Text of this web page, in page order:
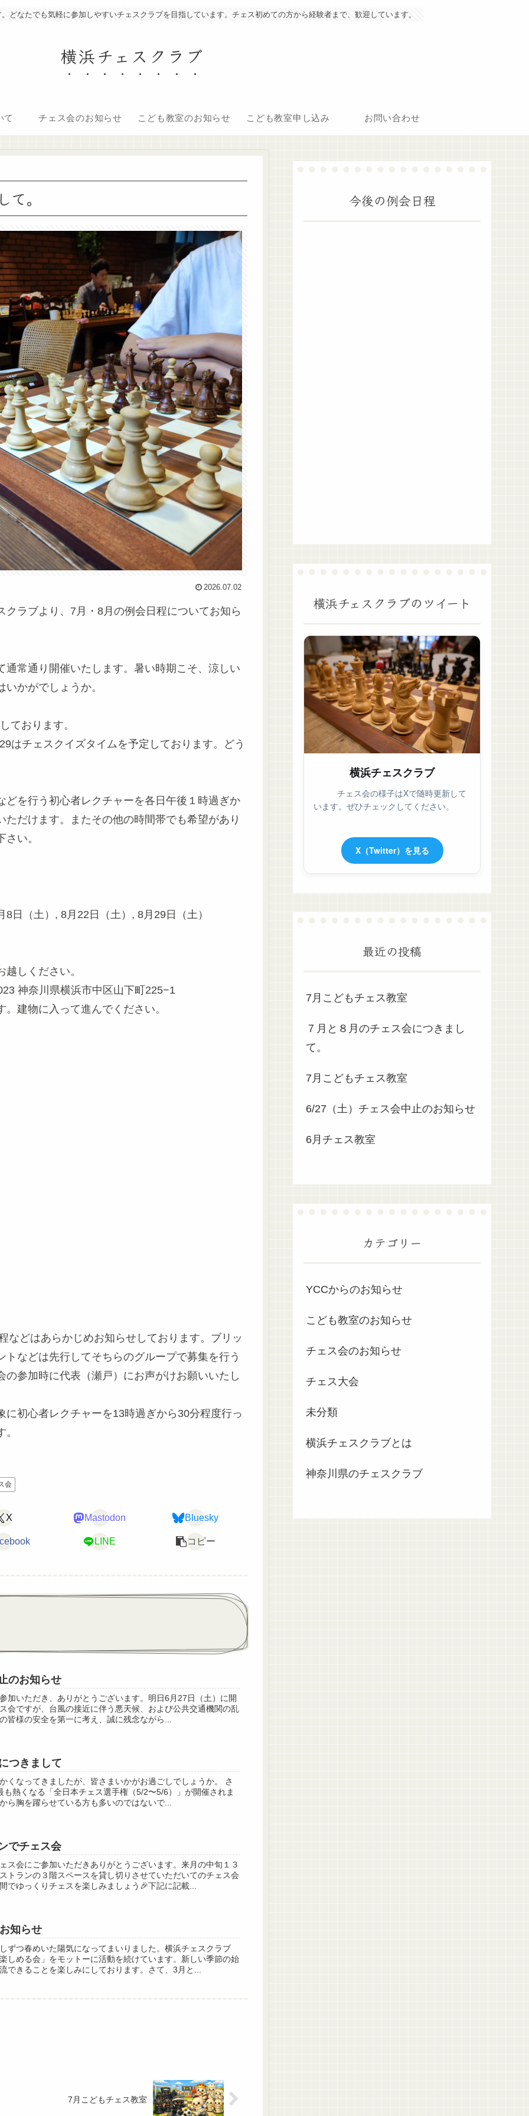
どなたでも気軽に参加しやすいチェスクラブを目指しています。チェス初めての方から経験者まで、歓迎しています。
横浜チェスクラブ
て チェス会のお知らせ こども教室のお知らせ こども教室申し込み お問い合わせ
。
2026.07.02
ラブより、7月・8月の例会日程についてお知ら
常通り開催いたします。暑い時期こそ、涼しい
かがでしょうか。
ております。
はチェスクイズタイムを予定しております。どう
を行う初心者レクチャーを各日午後１時過ぎか
だけます。またその他の時間帯でも希望があり
い。
日（土）, 8月22日（土）, 8月29日（土）
しください。
神奈川県横浜市中区山下町225−1
建物に入って進んでください。
などはあらかじめお知らせしております。ブリッ
などは先行してそちらのグループで募集を行う
参加時に代表（瀬戸）にお声がけお願いいたし
に初心者レクチャーを13時過ぎから30分程度行っ
会
X Mastodon Bluesky
LINE コピー
のお知らせ
加いただき、ありがとうございます。​明日6月27日（土）に開
会ですが、台風の接近に伴う悪天候、および公共交通機関の乱
皆様の安全を第一に考え、誠に残念ながら...
つきまして
くなってきましたが、皆さまいかがお過ごしでしょうか。 さ
熱くなる「全日本チェス選手権（5/2〜5/6）」が開催されま
ら胸を躍らせている方も多いのではないで...
でチェス会
ス会にご参加いただきありがとうございます。来月の中旬１３
トランの３階スペースを貸し切りさせていただいてのチェス会
でゆっくりチェスを楽しみましょう🎉下記に記載...
知らせ
ずつ春めいた陽気になってまいりました。横浜チェスクラブ
しめる会」をモットーに活動を続けています。新しい季節の始
できることを楽しみにしております。さて、3月と...
7月こどもチェス教室
今後の例会日程
横浜チェスクラブのツイート
横浜チェスクラブ
チェス会の様子はXで随時更新して
います。ぜひチェックしてください。
X（Twitter）を見る
最近の投稿
7月こどもチェス教室
７月と８月のチェス会につきまし
て。
7月こどもチェス教室
6/27（土）チェス会中止のお知らせ
6月チェス教室
カテゴリー
YCCからのお知らせ
こども教室のお知らせ
チェス会のお知らせ
チェス大会
未分類
横浜チェスクラブとは
神奈川県のチェスクラブ